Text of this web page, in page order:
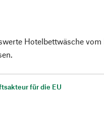
Hotelbettwäsche
für die EU